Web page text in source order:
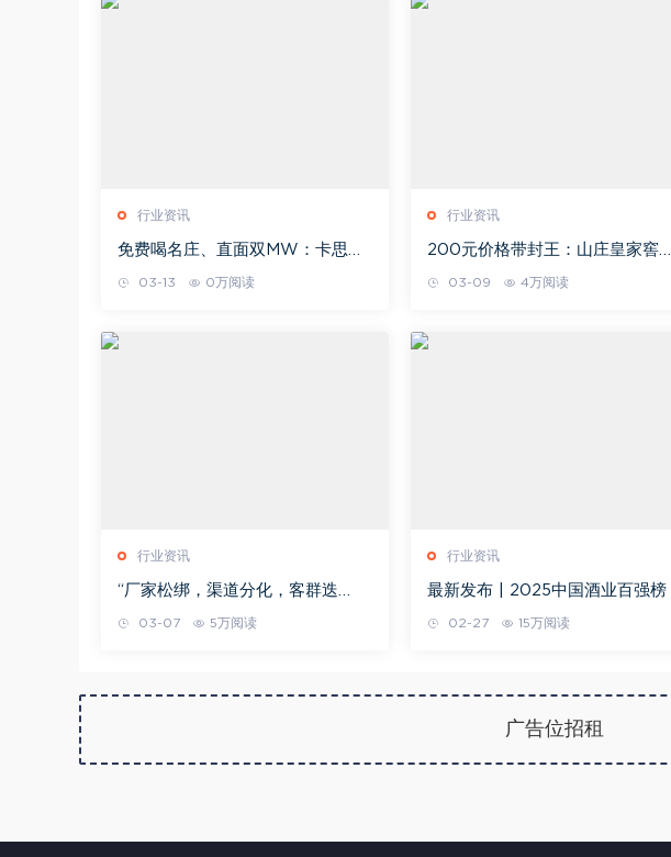
行业资讯
免费喝名庄、直面双MW：卡思黛
乐“零门槛”大师班，解锁中国葡萄
酒市场复苏的“选品密码”
03-13 0万阅读
行业资讯
200元价格带封王：山庄皇家窖藏
12如何击穿冀酒“百元天花板”？
03-09 4万阅读
行业资讯
“厂家松绑，渠道分化，客群迭
代”，厂商关系加速重构
03-07 5万阅读
行业资讯
最新发布 | 2025中国酒业百强榜
02-27 15万阅读
广告位招租